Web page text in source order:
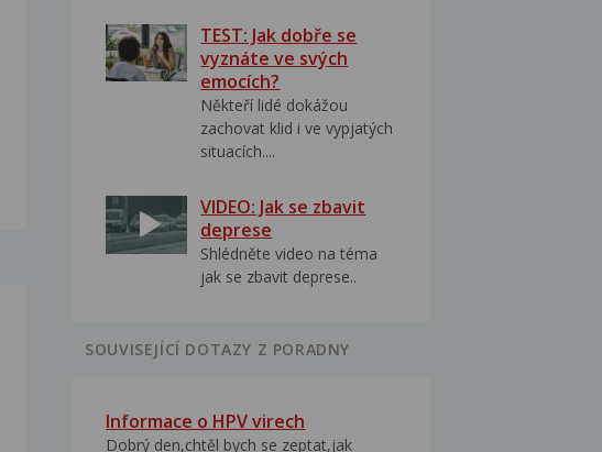
TEST: Jak dobře se
vyznáte ve svých
emocích?
Někteří lidé dokážou
zachovat klid i ve vypjatých
situacích....
VIDEO: Jak se zbavit
deprese
Shlédněte video na téma
jak se zbavit deprese..
SOUVISEJÍCÍ DOTAZY Z PORADNY
Informace o HPV virech
Dobrý den,chtěl bych se zeptat,jak